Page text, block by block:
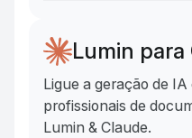
Lumin para
Ligue a geração de
profissionais de
Lumin & Claude.